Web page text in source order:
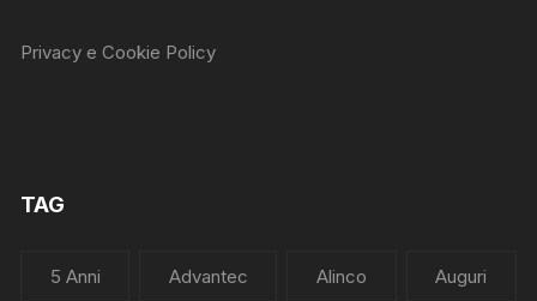
Privacy e Cookie Policy
TAG
5 Anni Advantec Alinco Auguri